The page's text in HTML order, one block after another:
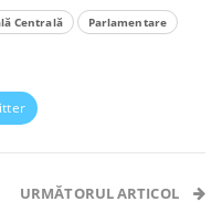
Centrală Parlamentare
Viber
URMĂTORUL ARTICOL